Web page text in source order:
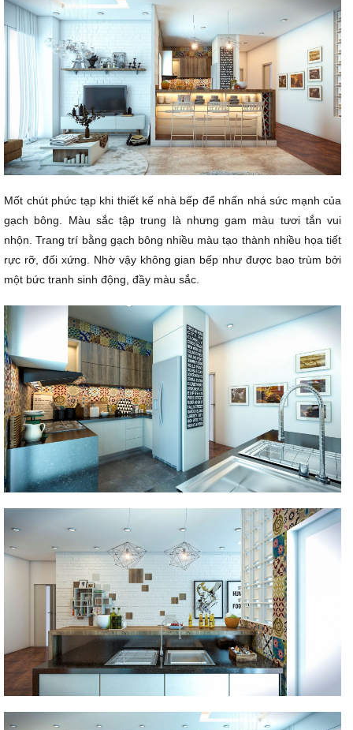
Mốt chút phức tạp khi thiết kế nhà bếp để nhấn nhá sức mạnh của
gạch bông. Màu sắc tập trung là nhưng gam màu tươi tắn vui
nhộn. Trang trí bằng gạch bông nhiều màu tạo thành nhiều họa tiết
rực rỡ, đối xứng. Nhờ vậy không gian bếp như được bao trùm bởi
một bức tranh sinh động, đầy màu sắc.